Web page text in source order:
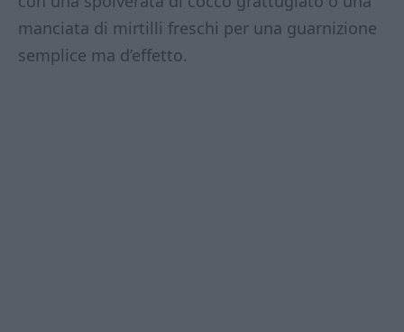
manciata di mirtilli freschi per una guarnizione
semplice ma d’effetto.